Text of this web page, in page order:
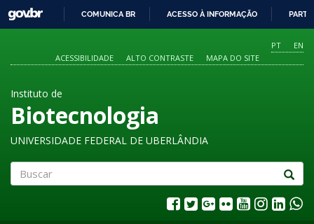
O
CONTEÚDO
GOVBR
COMUNICA BR ACESSO À INFORMAÇÃO
PT
EN
ACESSIBILIDADE
ALTO CONTRASTE MAPA DO SITE
Instituto de
Biotecnologia
UNIVERSIDADE FEDERAL DE UBERLÂNDIA